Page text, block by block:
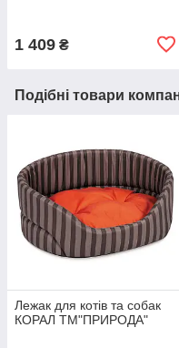
1 409 ₴
Подібні товари
Лежак для котів та собак
КОРАЛ ТМ"ПРИРОДА"